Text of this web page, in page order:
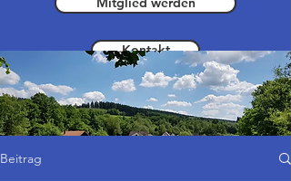
Kontakt
Spender werden
Beitrag